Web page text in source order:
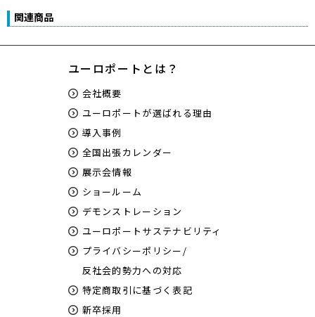
関連商品
ユーロポートとは？
会社概要
ユーロポートが選ばれる理由
導入事例
全国出張カレンダー
展示会情報
ショールーム
デモンストレーション
ユーロポートサステナビリティ
プライバシーポリシー/
反社会的勢力への対応
特定商取引に基づく表記
新卒採用